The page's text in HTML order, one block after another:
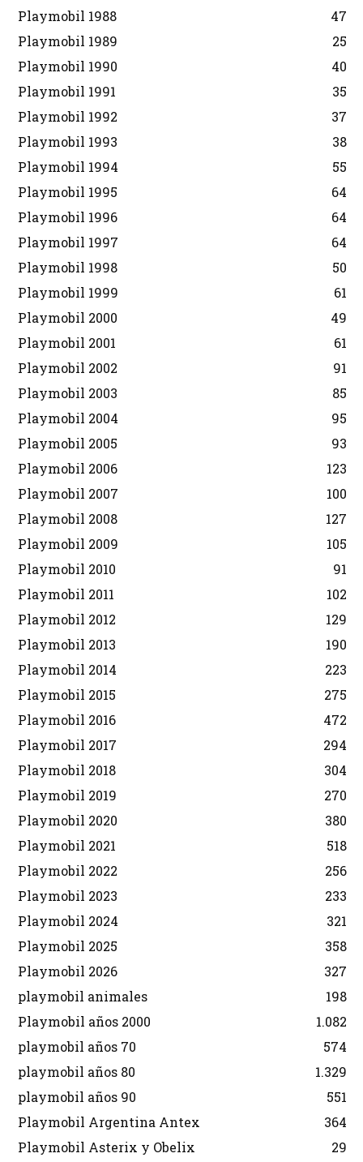
Playmobil 1988
47
Playmobil 1989
25
Playmobil 1990
40
Playmobil 1991
35
Playmobil 1992
37
Playmobil 1993
38
Playmobil 1994
55
Playmobil 1995
64
Playmobil 1996
64
Playmobil 1997
64
Playmobil 1998
50
Playmobil 1999
61
Playmobil 2000
49
Playmobil 2001
61
Playmobil 2002
91
Playmobil 2003
85
Playmobil 2004
95
Playmobil 2005
93
Playmobil 2006
123
Playmobil 2007
100
Playmobil 2008
127
Playmobil 2009
105
Playmobil 2010
91
Playmobil 2011
102
Playmobil 2012
129
Playmobil 2013
190
Playmobil 2014
223
Playmobil 2015
275
Playmobil 2016
472
Playmobil 2017
294
Playmobil 2018
304
Playmobil 2019
270
Playmobil 2020
380
Playmobil 2021
518
Playmobil 2022
256
Playmobil 2023
233
Playmobil 2024
321
Playmobil 2025
358
Playmobil 2026
327
playmobil animales
198
Playmobil años 2000
1.082
playmobil años 70
574
playmobil años 80
1.329
playmobil años 90
551
Playmobil Argentina Antex
364
Playmobil Asterix y Obelix
29